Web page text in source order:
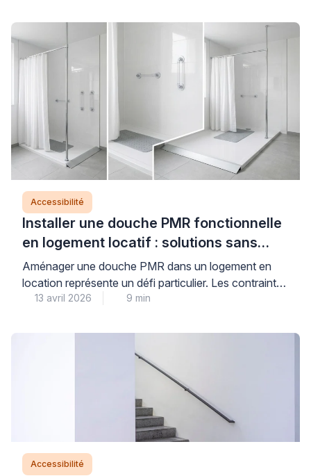
Accessibilité
Installer une douche PMR fonctionnelle
en logement locatif : solutions sans
perçage
Aménager une douche PMR dans un logement en
location représente un défi particulier. Les contraintes
sont nombreuses : respecter le bail, préserver le
Les solutions sans perçage permettent aujourd’hui de
concilier ces exigences avec les besoins
d’accessibilité. Elles s’adaptent aux configurations
existantes sans modification irréversible des
13 avril 2026 9 min
Accessibilité